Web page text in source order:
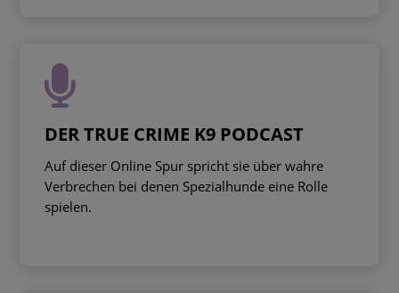

DER TRUE CRIME K9 PODCAST
Auf dieser Online Spur spricht sie über wahre
Verbrechen bei denen Spezialhunde eine Rolle
spielen.